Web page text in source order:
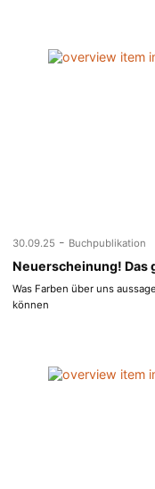
30.09.25 - Buchpublikation
Neuerscheinung! Das
Was Farben über uns
können